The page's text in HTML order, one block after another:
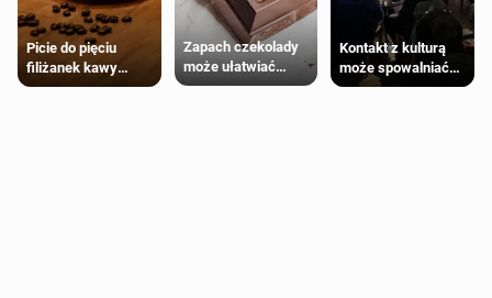
Picie do pięciu
filiżanek kawy
dziennie jest
Zapach czekolady
może ułatwiać
trening siłowy
Kontakt z kulturą
może spowalniać
starzenie